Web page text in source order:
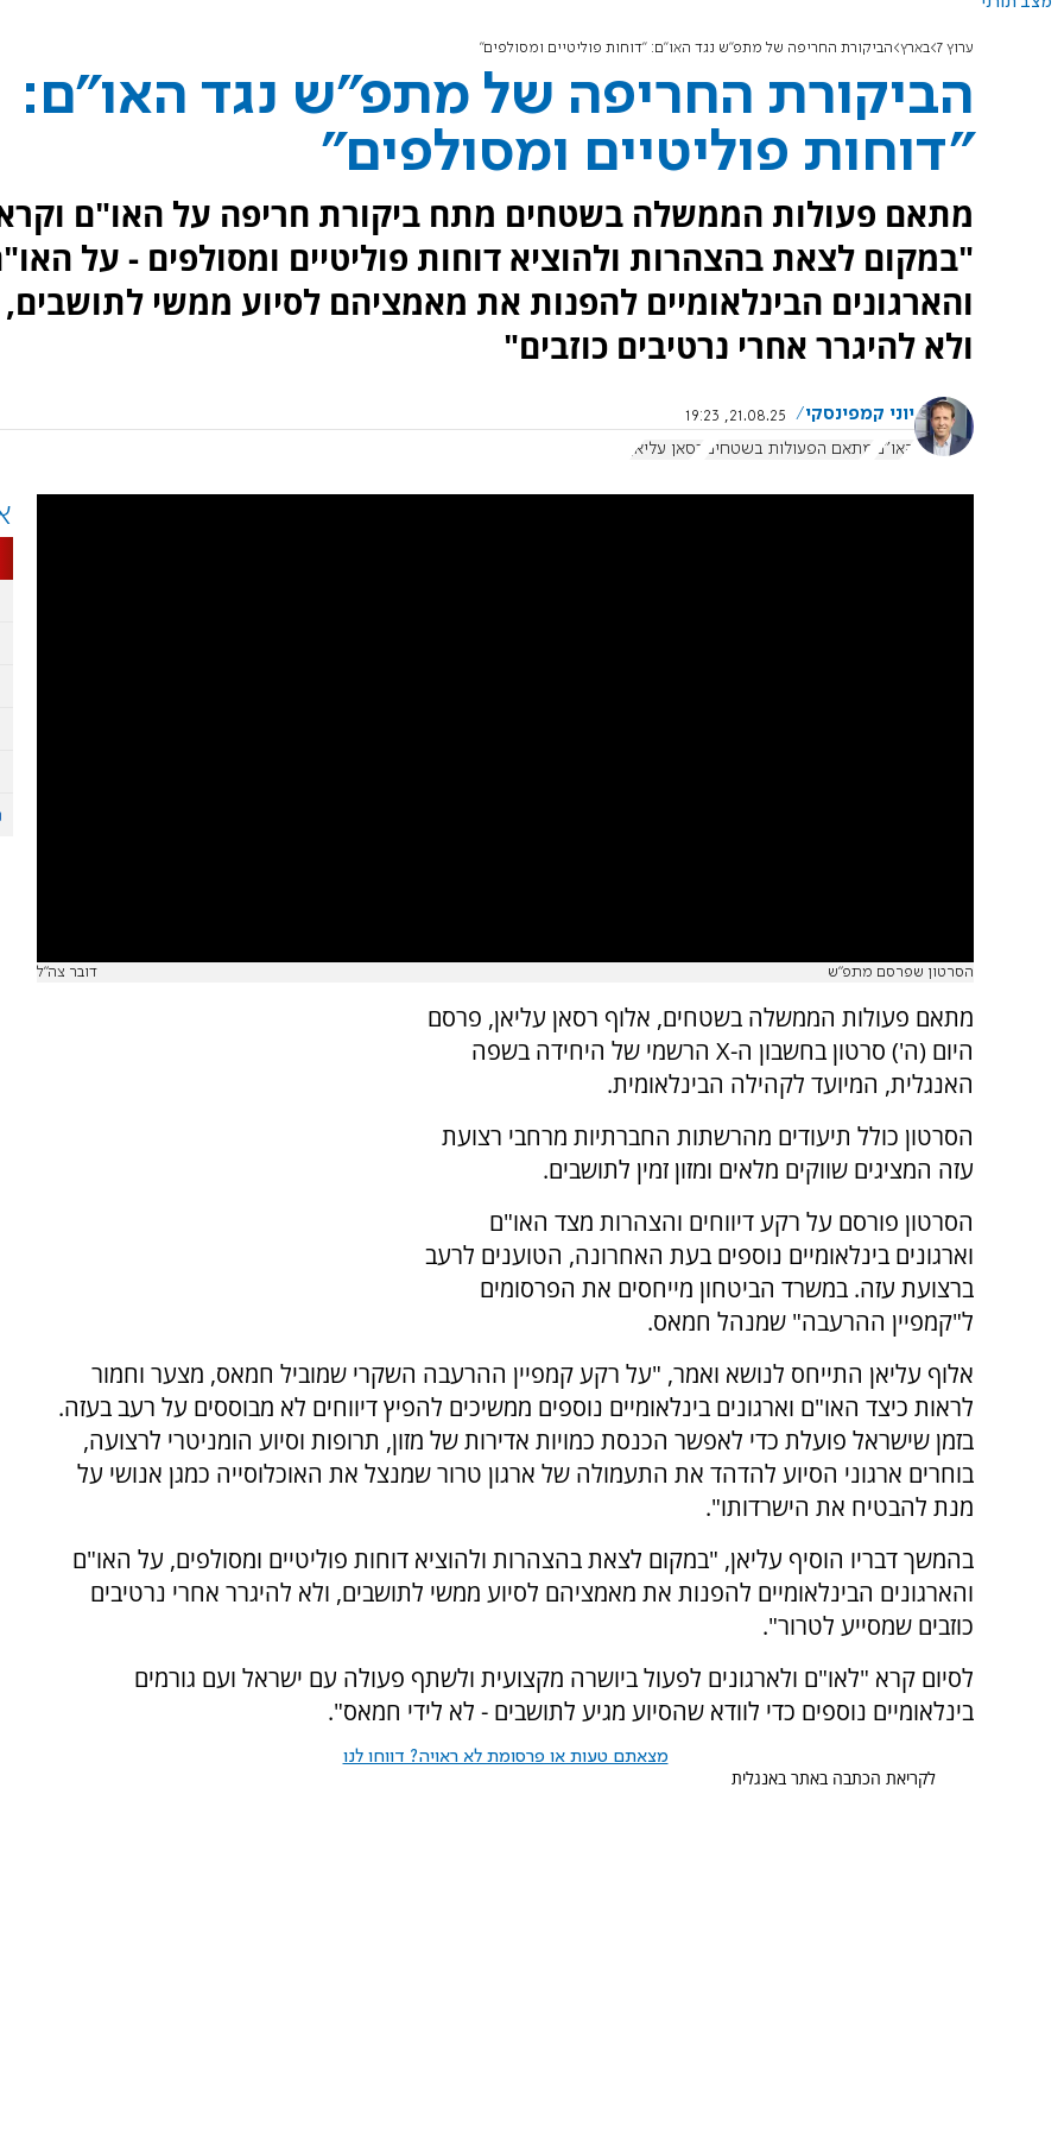
ערוץ 7 בארץ הביקורת החריפה של מתפ"ש נגד האו"ם: "דוחות פוליטיים ומסולפים"
הביקורת החריפה של מתפ"ש נגד האו"ם:
"דוחות פוליטיים ומסולפים"
מתאם פעולות הממשלה בשטחים מתח ביקורת חריפה על האו"ם
"במקום לצאת בהצהרות ולהוציא דוחות פוליטיים ומסולפים - על
והארגונים הבינלאומיים להפנות את מאמציהם לסיוע ממשי לתושבים,
ולא להיגרר אחרי נרטיבים כוזבים"
יוני קמפינסקי
21.08.25, 19:23
האו"ם מתאם הפעולות בשטחים רסאן עליאן
הסרטון שפרסם מתפ"ש דובר צה"ל
מתאם פעולות הממשלה בשטחים, אלוף רסאן עליאן, פרסם
היום (ה') סרטון בחשבון ה-X הרשמי של היחידה בשפה
האנגלית, המיועד לקהילה הבינלאומית.
הסרטון כולל תיעודים מהרשתות החברתיות מרחבי רצועת
עזה המציגים שווקים מלאים ומזון זמין לתושבים.
הסרטון פורסם על רקע דיווחים והצהרות מצד האו"ם
וארגונים בינלאומיים נוספים בעת האחרונה, הטוענים לרעב
ברצועת עזה. במשרד הביטחון מייחסים את הפרסומים
ל"קמפיין ההרעבה" שמנהל חמאס.
אלוף עליאן התייחס לנושא ואמר, "על רקע קמפיין ההרעבה השקרי שמוביל חמאס, מצער וחמור
לראות כיצד האו"ם וארגונים בינלאומיים נוספים ממשיכים להפיץ דיווחים לא מבוססים על רעב בעזה.
בזמן שישראל פועלת כדי לאפשר הכנסת כמויות אדירות של מזון, תרופות וסיוע הומניטרי לרצועה,
בוחרים ארגוני הסיוע להדהד את התעמולה של ארגון טרור שמנצל את האוכלוסייה כמגן אנושי על
מנת להבטיח את הישרדותו".
בהמשך דבריו הוסיף עליאן, "במקום לצאת בהצהרות ולהוציא דוחות פוליטיים ומסולפים, על האו"ם
והארגונים הבינלאומיים להפנות את מאמציהם לסיוע ממשי לתושבים, ולא להיגרר אחרי נרטיבים
כוזבים שמסייע לטרור".
לסיום קרא "לאו"ם ולארגונים לפעול ביושרה מקצועית ולשתף פעולה עם ישראל ועם גורמים
בינלאומיים נוספים כדי לוודא שהסיוע מגיע לתושבים - לא לידי חמאס".
מצאתם טעות או פרסומת לא ראויה? דווחו לנו
לקריאת הכתבה באתר באנגלית